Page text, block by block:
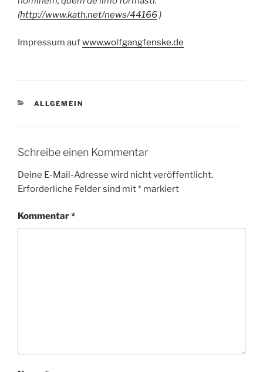
(http://www.kath.net/news/44166 )
Impressum aufwww.wolfgangfenske.de
KATEGORIEN
ALLGEMEIN
Schreibe einen Kommentar
Deine E-Mail-Adresse wird nicht veröffentlicht.
Erforderliche Felder sind mit* markiert
Kommentar*